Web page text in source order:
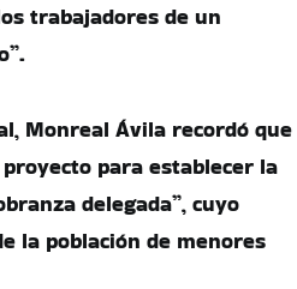
trabajadores de un
Monreal Ávila recordó que
para establecer la
delegada”, cuyo
la población de menores